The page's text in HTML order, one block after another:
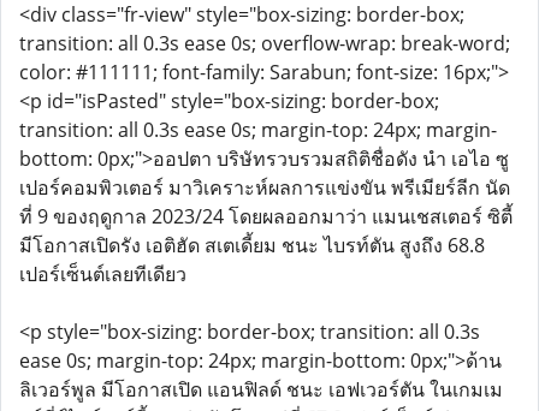
<div class="fr-view" style="box-sizing: border-box;
transition: all 0.3s ease 0s; overflow-wrap: break-word;
color: #111111; font-family: Sarabun; font-size: 16px;">
<p id="isPasted" style="box-sizing: border-box;
transition: all 0.3s ease 0s; margin-top: 24px; margin-
bottom: 0px;">ออปตา บริษัทรวบรวมสถิติชื่อดัง นำ เอไอ ซู
เปอร์คอมพิวเตอร์ มาวิเคราะห์ผลการแข่งขัน พรีเมียร์ลีก นัด
ที่ 9 ของฤดูกาล 2023/24 โดยผลออกมาว่า แมนเชสเตอร์ ซิตี้
มีโอกาสเปิดรัง เอติฮัด สเตเดี้ยม ชนะ ไบรท์ตัน สูงถึง 68.8
เปอร์เซ็นต์เลยทีเดียว
<p style="box-sizing: border-box; transition: all 0.3s
ease 0s; margin-top: 24px; margin-bottom: 0px;">ด้าน
ลิเวอร์พูล มีโอกาสเปิด แอนฟิลด์ ชนะ เอฟเวอร์ตัน ในเกมเม